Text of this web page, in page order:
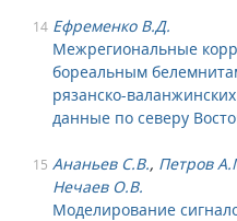
14 Ефременко В.Д.
Межрегиональные
бореальным
рязанско-
данные по северу
15 Ананьев С.В., Петров
Нечаев О.В.
Моделирование